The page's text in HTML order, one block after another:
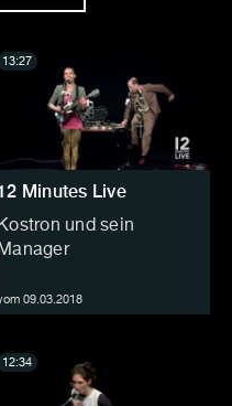
Minutes Live
Kostron und sein
Manager
09.03.2018
13:27
12:34